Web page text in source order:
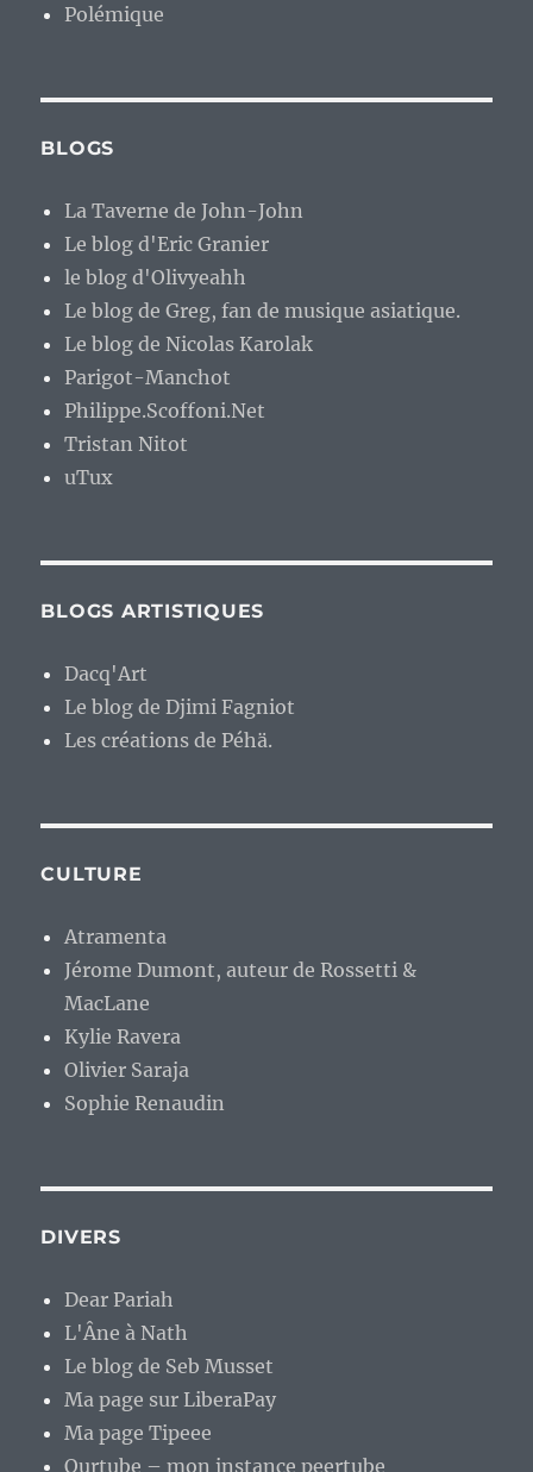
Polémique
BLOGS
La Taverne de John-John
Le blog d'Eric Granier
le blog d'Olivyeahh
Le blog de Greg, fan de musique asiatique.
Le blog de Nicolas Karolak
Parigot-Manchot
Philippe.Scoffoni.Net
Tristan Nitot
uTux
BLOGS ARTISTIQUES
Dacq'Art
Le blog de Djimi Fagniot
Les créations de Péhä.
CULTURE
Atramenta
Jérome Dumont, auteur de Rossetti &
MacLane
Kylie Ravera
Olivier Saraja
Sophie Renaudin
DIVERS
Dear Pariah
L'Âne à Nath
Le blog de Seb Musset
Ma page sur LiberaPay
Ma page Tipeee
Ourtube – mon instance peertube